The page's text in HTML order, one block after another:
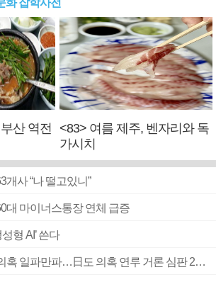
화 잡학사전
산 역전
<83> 여름 제주, 벤자리와 독
가시치
사 “나 떨고있니”
대 마이너스통장 연체 급증
형 AI’ 쓴다
■ 축구협회 ‘성 접대’ 의혹 일파만파…日도 의혹 연루 거론 심판 2명 조사